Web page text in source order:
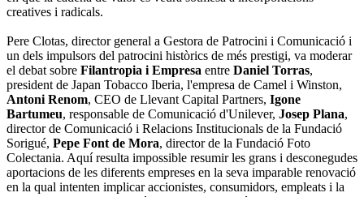
creatives i radicals.
Pere Clotas, director general a Gestora de Patrocini i Comunicació i
un dels impulsors del patrocini històrics de més prestigi, va moderar
el debat sobre Filantropia i Empresa entre Daniel Torras,
president de Japan Tobacco Iberia, l'empresa de Camel i Winston,
Antoni Renom, CEO de Llevant Capital Partners, Igone
Bartumeu, responsable de Comunicació d'Unilever, Josep Plana,
director de Comunicació i Relacions Institucionals de la Fundació
Sorigué, Pepe Font de Mora, director de la Fundació Foto
Colectania. Aquí resulta impossible resumir les grans i desconegudes
aportacions de les diferents empreses en la seva imparable renovació
en la qual intenten implicar accionistes, consumidors, empleats i la